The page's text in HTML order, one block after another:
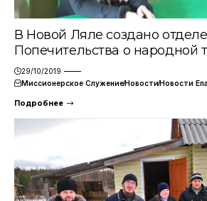
В Новой Ляле создано
Попечительства о народной
29/10/2019
Миссионерское СлужениеНовостиНовости
Подробнее